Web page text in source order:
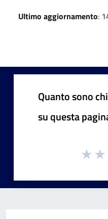
Ultimo aggiornamento:
Quanto sono
su questa